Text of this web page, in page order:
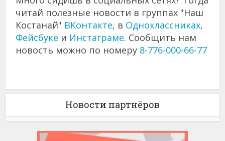
читай полезные новости в группах "Наш
Костанай" ВКонтакте, в Одноклассниках,
Фейсбуке и Инстаграме. Сообщить нам
новость можно по номеру 8-776-000-66-77
Новости партнёров